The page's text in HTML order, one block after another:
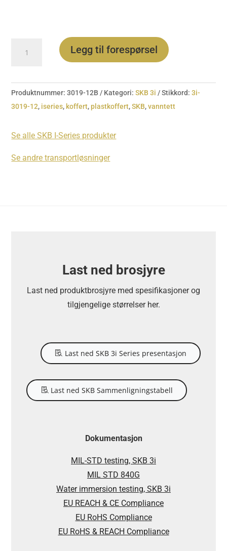
3019-
antall
Legg til forespørsel
Produktnummer:3019-12B Kategori:SKB 3i Stikkord:3i-
3019-12, iseries, koffert,plastkoffert,SKB,vanntett
Se alle SKB I-Series produkter
Se andre transportløsninger
Last ned brosjyre
Last ned produktbrosjyre med spesifikasjoner og
tilgjengelige størrelser her.
Last ned SKB 3i Series presentasjon
Last ned SKB Sammenligningstabell
Dokumentasjon
MIL-STD testing, SKB 3i
MIL STD 840G
Water immersion testing, SKB 3i
EU REACH & CE Compliance
EU RoHS Compliance
EU RoHS & REACH Compliance